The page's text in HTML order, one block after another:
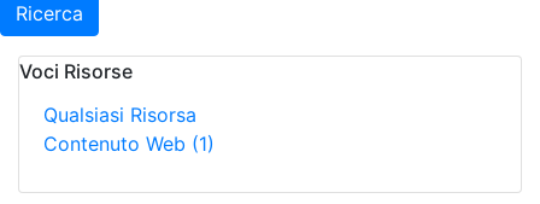
Ricerca
Voci Risorse
Qualsiasi Risorsa
Contenuto Web (1)